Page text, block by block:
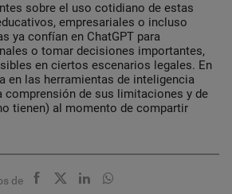
sobre el uso cotidiano de estas
empresariales o incluso
ya confían en ChatGPT para
o tomar decisiones importantes,
en ciertos escenarios legales. En
en las herramientas de inteligencia
comprensión de sus limitaciones y de
tienen) al momento de compartir
de